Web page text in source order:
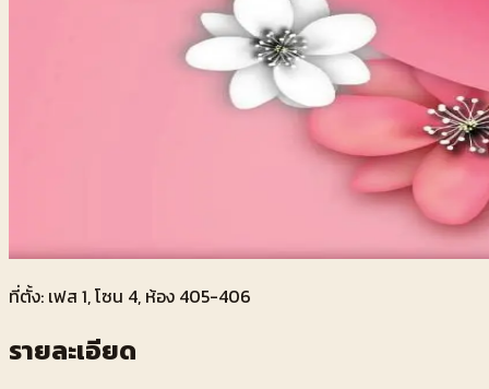
ที่ตั้ง: เฟส 1, โซน 4, ห้อง 405-406
รายละเอียด